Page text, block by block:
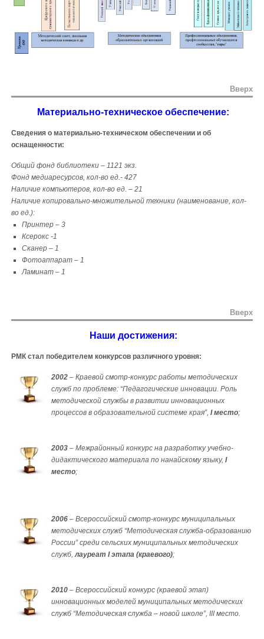
Вверх
Материально-техническое обеспечение:
Сведения о материально-техническом обеспечении и об
оснащенности:
Общий фонд библиотеки – 1121 экз.
Фонд медиаресурсов, кол-во ед.- 427
Наличие компьютеров, кол-во ед. – 21
Наличие копировально-множительной техники (наименование, кол-
во ед.):
Принтер – 3
Ксерокс -1
Сканер – 1
Фотоаппарат – 1
Ламинат – 1
Вверх
Наши достижения:
РМК стал победителем конкурсов различного уровня:
2002 – Краевой смотр-конкурс работы методических
служб по проблеме: “Педагогические инновации. Роль
методической службы в развитии инновационных
процессов в образовательной системе края”, I место;
2003 – Межрайонный конкурс на разработку учебно-
дидактического материала по нанайскому языку, I
место;
2006 – Всероссийский смотр-конкурс муниципальных
методических служб “Методическая служба-образованию
России” среди сельских муниципальных методических
служб,лауреат I этапа (краевого);
2010 – Всероссийский конкурс (краевой этап)
инновационных моделей муниципальных методических
служб “Методическая служба – новой школе”, III место.